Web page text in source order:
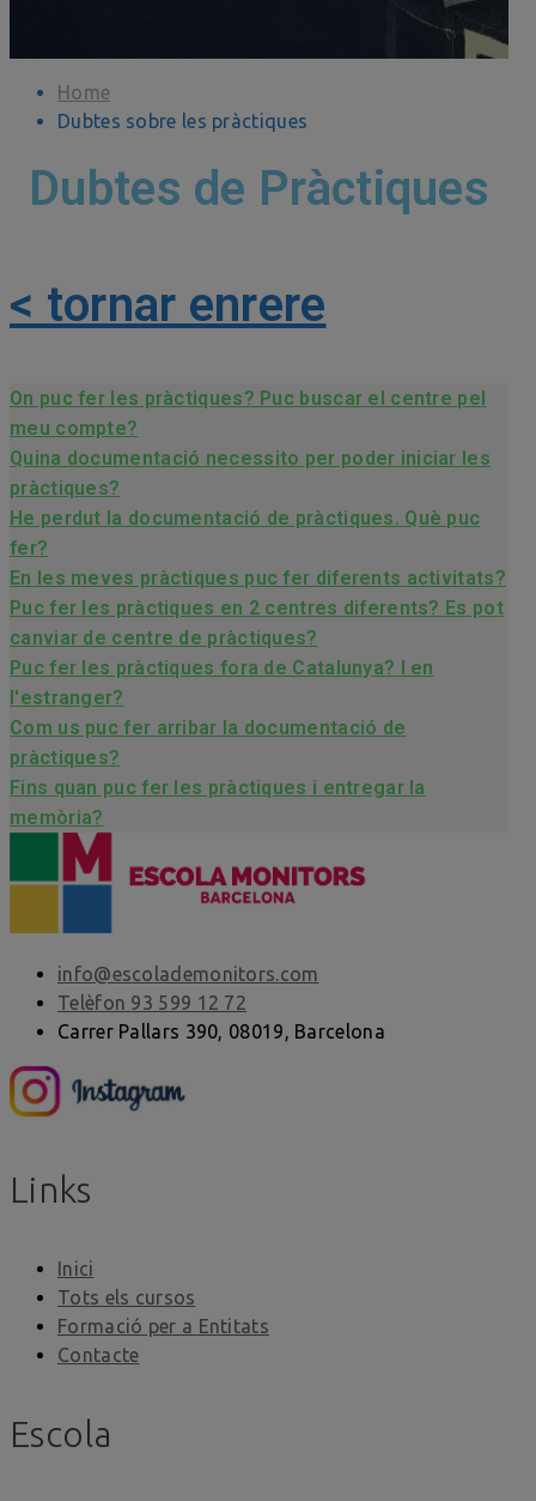
Home
Dubtes sobre les pràctiques
Dubtes de Pràctiques
< tornar enrere
On puc fer les pràctiques? Puc buscar el centre pel
meu compte?
Quina documentació necessito per poder iniciar les
pràctiques?
He perdut la documentació de pràctiques. Què puc
fer?
En les meves pràctiques puc fer diferents activitats?
Puc fer les pràctiques en 2 centres diferents? Es pot
canviar de centre de pràctiques?
Puc fer les pràctiques fora de Catalunya? I en
l'estranger?
Com us puc fer arribar la documentació de
pràctiques?
Fins quan puc fer les pràctiques i entregar la
memòria?
info@escolademonitors.com
Telèfon 93 599 12 72
Carrer Pallars 390, 08019, Barcelona
Links
Inici
Tots els cursos
Formació per a Entitats
Contacte
Escola